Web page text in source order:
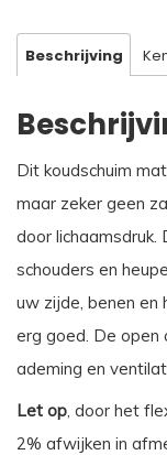
Beschrijving
Dit koudschuim
maar zeker geen
door
schouders en
uw zijde, benen en
erg goed. De open
ademing en
Let op , door het
2% afwijken in